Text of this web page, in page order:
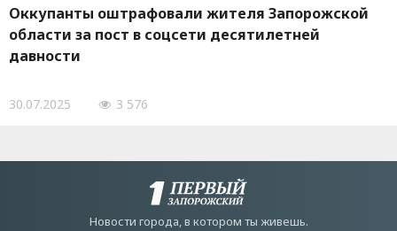
Оккупанты оштрафовали жителя Запорожской
области за пост в соцсети десятилетней
давности
30.07.2025 3 576
Новости города, в котором ты живешь.